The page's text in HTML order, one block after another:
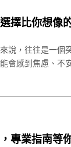
擇比你想像
說，往往是一個
會感到焦慮、不
專業指南等